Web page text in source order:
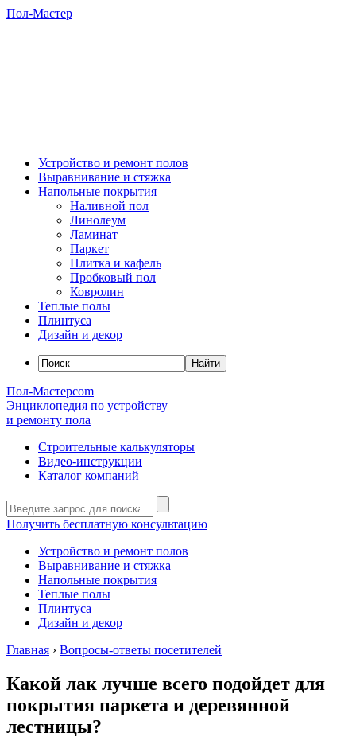
Пол-Мастер
Устройство и ремонт полов
Выравнивание и стяжка
Напольные покрытия
Наливной пол
Линолеум
Ламинат
Паркет
Плитка и кафель
Пробковый пол
Ковролин
Теплые полы
Плинтуса
Дизайн и декор
Пол-Мастерcom
Энциклопедия по устройству
и ремонту пола
Строительные калькуляторы
Видео-инструкции
Каталог компаний
Получить бесплатную консультацию
Устройство и ремонт полов
Выравнивание и стяжка
Напольные покрытия
Теплые полы
Плинтуса
Дизайн и декор
Главная › Вопросы-ответы посетителей
Какой лак лучше всего подойдет для
покрытия паркета и деревянной
лестницы?